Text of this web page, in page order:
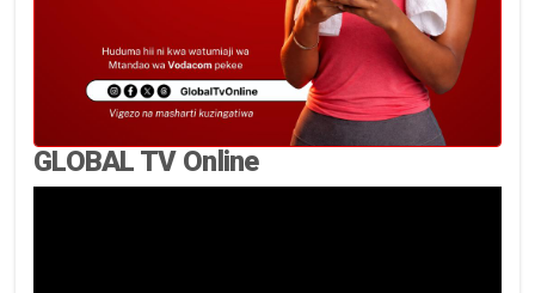
GLOBAL TV Online